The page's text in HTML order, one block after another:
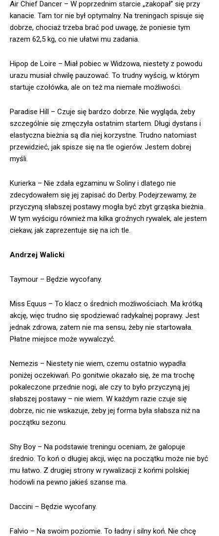
Air Chief Dancer – W poprzednim starcie „zakopał” się przy
kanacie. Tam tor nie był optymalny. Na treningach spisuje się
dobrze, chociaż trzeba brać pod uwagę, że poniesie tym
razem 62,5 kg, co nie ułatwi mu zadania.
Hipop de Loire – Miał pobiec w Widzowa, niestety z powodu
urazu musiał chwilę pauzować. To trudny wyścig, w którym
startuje czołówka, ale on też ma niemałe możliwości.
Paradise Hill – Czuje się bardzo dobrze. Nie wygląda, żeby
szczególnie się zmęczyła ostatnim startem. Długi dystans i
elastyczna bieżnia są dla niej korzystne. Trudno natomiast
przewidzieć, jak spisze się na tle ogierów. Jestem dobrej
myśli.
Kurierka – Nie zdała egzaminu w Soliny i dlatego nie
zdecydowałem się jej zapisać do Derby. Podejrzewamy, że
przyczyną słabszej postawy mogła być zbyt grząska bieżnia.
W tym wyścigu również ma kilka groźnych rywalek, ale jestem
ciekaw, jak zaprezentuje się na ich tle.
Andrzej Walicki
Taymour – Będzie wycofany.
Miss Equus – To klacz o średnich możliwościach. Ma krótką
akcję, więc trudno się spodziewać radykalnej poprawy. Jest
jednak zdrowa, zatem nie ma sensu, żeby nie startowała.
Płatne miejsce może wywalczyć.
Nemezis – Niestety nie wiem, czemu ostatnio wypadła
poniżej oczekiwań. Po gonitwie okazało się, że ma trochę
pokaleczone przednie nogi, ale czy to było przyczyną jej
słabszej postawy – nie wiem. W każdym razie czuje się
dobrze, nic nie wskazuje, żeby jej forma była słabsza niż na
początku sezonu.
Shy Boy – Na podstawie treningu oceniam, że galopuje
średnio. To koń o długiej akcji, więc na początku może nie być
mu łatwo. Z drugiej strony w rywalizacji z końmi polskiej
hodowli na pewno jakieś szanse ma.
Daccini – Będzie wycofany.
Falvio – Na swoim poziomie. To ładny i silny koń. Nie chcę